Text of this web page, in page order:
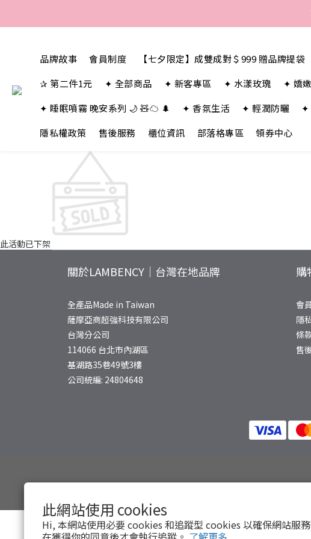
此網站使用 cookies
Hi, 本網站使用必要 cookies 和追蹤型 cookies 以確保網站服
品牌故事 會員制度 【七夕限定】成雙成對＄999 贈品牌提袋
✰ 第二件1元
✦ 全部商品 ✦ 新客專區 ✦ 水漾玫瑰 ✦ 嬌
✦ 睡眠噴霧 晚安系列 🌙 🧸☁️ 🌲
✦ 香氛生活 ✦ 輕潤防曬 ✦
隱私權政策
售後服務 櫃位資訊 部落格專區 領券中心
此活動已下架
關於LAMBENCY｜台灣在地品牌
全產品Made in Taiwan
薩摩亞商超強科技有限公司
台灣分公司
114066 台北市內湖區
基湖路35巷49號3樓
公司統編: 24804648
購
會
隱
條
售